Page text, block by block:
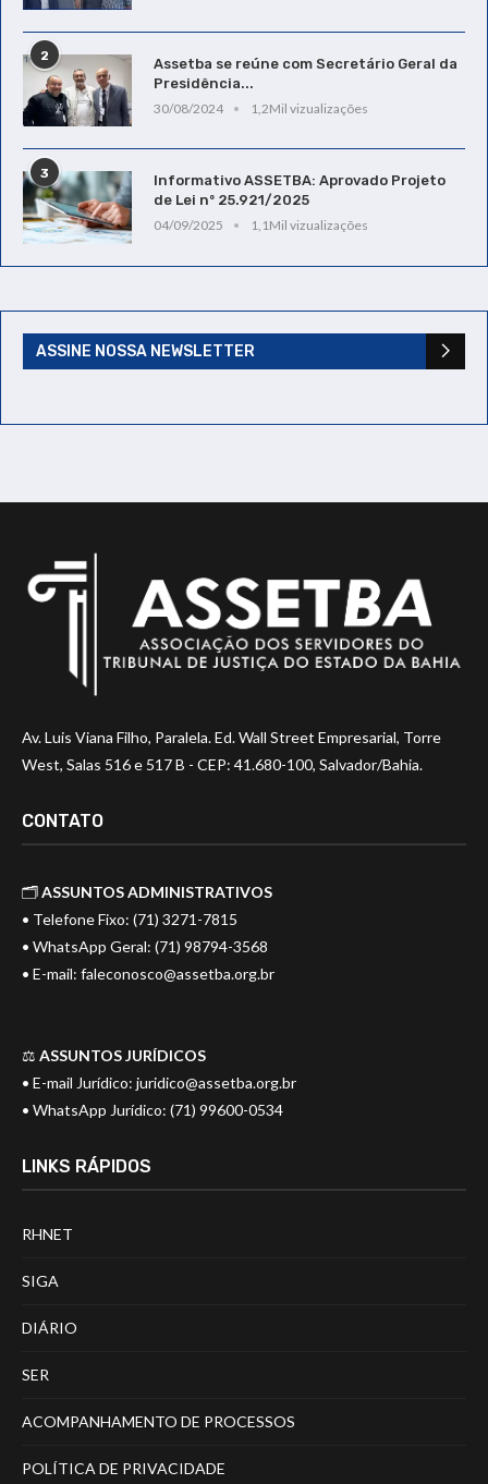
2
Assetba se reúne com Secretário Geral da
Presidência...
30/08/2024
1,2Mil vizualizações
3
Informativo ASSETBA: Aprovado Projeto
de Lei nº 25.921/2025
04/09/2025
1,1Mil vizualizações
ASSINE NOSSA NEWSLETTER
Av. Luis Viana Filho, Paralela. Ed. Wall Street Empresarial, Torre
West, Salas 516 e 517 B - CEP: 41.680-100, Salvador/Bahia.
CONTATO
🗂️ASSUNTOS ADMINISTRATIVOS
• Telefone Fixo: (71) 3271-7815
• WhatsApp Geral: (71) 98794-3568
• E-mail: faleconosco@assetba.org.br
⚖️ ASSUNTOS JURÍDICOS
• E-mail Jurídico: juridico@assetba.org.br
• WhatsApp Jurídico: (71) 99600-0534
LINKS RÁPIDOS
RHNET
SIGA
DIÁRIO
SER
ACOMPANHAMENTO DE PROCESSOS
POLÍTICA DE PRIVACIDADE